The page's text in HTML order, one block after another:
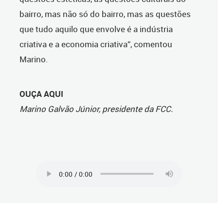
bairro, mas não só do bairro, mas as questões
que tudo aquilo que envolve é a indústria
criativa e a economia criativa”, comentou
Marino.
OUÇA AQUI
Marino Galvão Júnior, presidente da FCC.